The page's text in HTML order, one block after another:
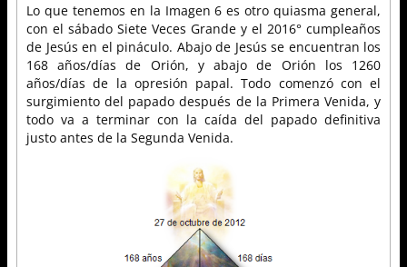
Lo que tenemos en la Imagen 6 es otro quiasma general,
con el sábado Siete Veces Grande y el 2016° cumpleaños
de Jesús en el pináculo. Abajo de Jesús se encuentran los
168 años/días de Orión, y abajo de Orión los 1260
años/días de la opresión papal. Todo comenzó con el
surgimiento del papado después de la Primera Venida, y
todo va a terminar con la caída del papado definitiva
justo antes de la Segunda Venida.